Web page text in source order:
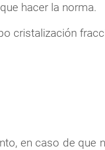
hacer la norma.
cristalización
en caso de que